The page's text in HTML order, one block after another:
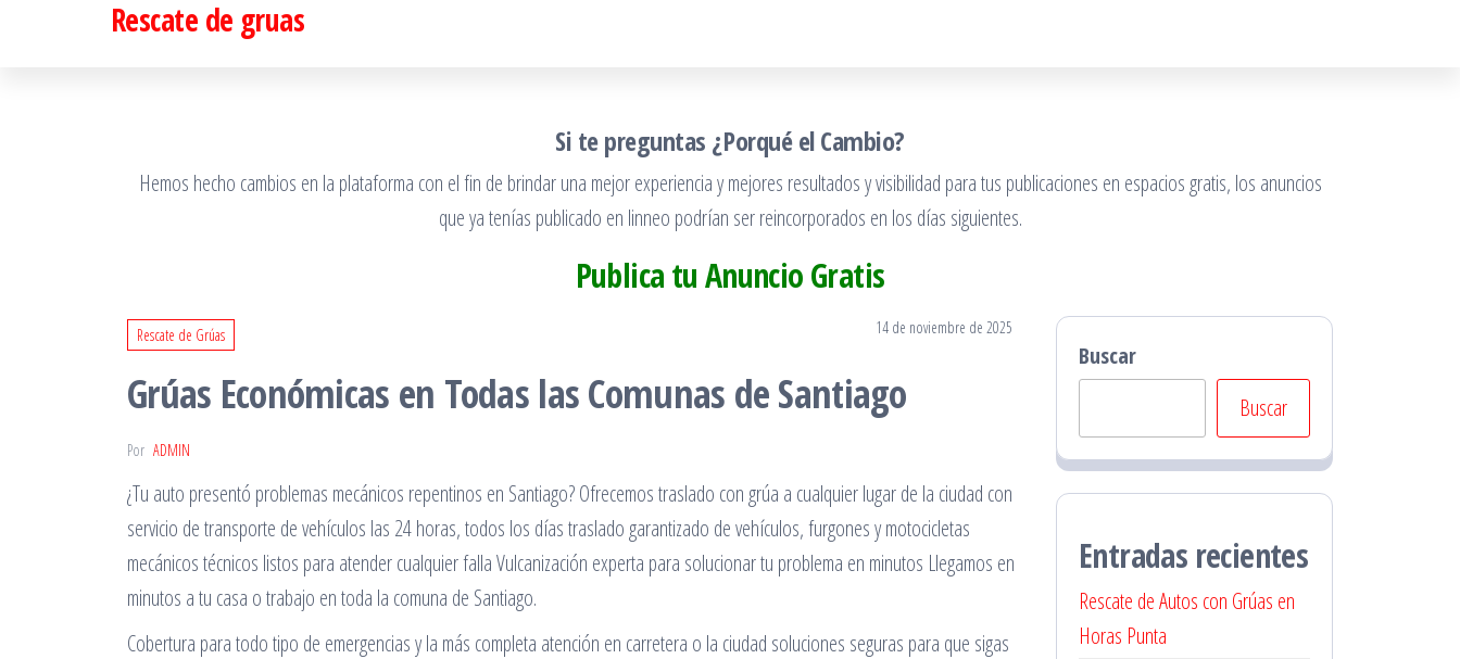
Rescate de gruas
Si te preguntas ¿Porqué el Cambio?
Hemos hecho cambios en la plataforma con el fin de brindar una mejor experiencia y mejores resultados y visibilidad para tus publicaciones en espacios gratis, los anuncios
que ya tenías publicado en linneo podrían ser reincorporados en los días siguientes.
Publica tu Anuncio Gratis
Rescate de Grúas 14 de noviembre de 2025
Grúas Económicas en Todas las Comunas de Santiago
Por ADMIN
¿Tu auto presentó problemas mecánicos repentinos en Santiago? Ofrecemos traslado con grúa a cualquier lugar de la ciudad con
servicio de transporte de vehículos las 24 horas, todos los días traslado garantizado de vehículos, furgones y motocicletas
mecánicos técnicos listos para atender cualquier falla Vulcanización experta para solucionar tu problema en minutos Llegamos en
minutos a tu casa o trabajo en toda la comuna de Santiago.
Cobertura para todo tipo de emergencias y la más completa atención en carretera o la ciudad soluciones seguras para que sigas
Buscar
Buscar
Entradas recientes
Rescate de Autos con Grúas en
Horas Punta